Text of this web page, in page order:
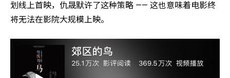
划线上首映，仇晟默许了这种策略 —— 这也意味着电影终
将无法在影院大规模上映。